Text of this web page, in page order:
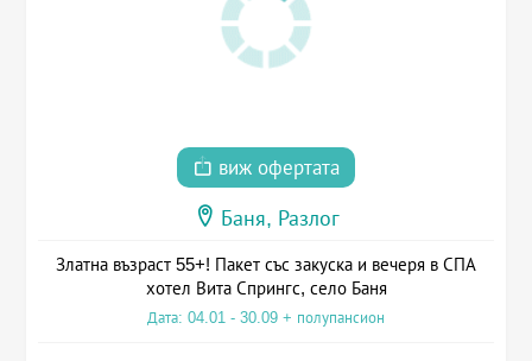
виж офертата
Баня, Разлог
Златна възраст 55+! Пакет със закуска и вечеря в СПА
хотел Вита Спрингс, село Баня
Дата: 04.01 - 30.09 + полупансион